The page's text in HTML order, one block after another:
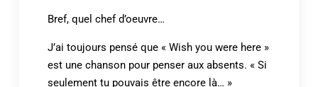
Bref, quel chef d’oeuvre…
J’ai toujours pensé que « Wish you were here »
est une chanson pour penser aux absents. « Si
seulement tu pouvais être encore là… »